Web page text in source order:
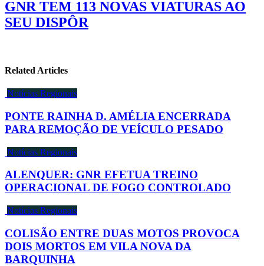
GNR TEM 113 NOVAS VIATURAS AO
SEU DISPÔR
Related Articles
Notícias Regionais
PONTE RAINHA D. AMÉLIA ENCERRADA
PARA REMOÇÃO DE VEÍCULO PESADO
Notícias Regionais
ALENQUER: GNR EFETUA TREINO
OPERACIONAL DE FOGO CONTROLADO
Notícias Regionais
COLISÃO ENTRE DUAS MOTOS PROVOCA
DOIS MORTOS EM VILA NOVA DA
BARQUINHA